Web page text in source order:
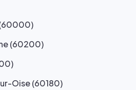
(60200)
Oise (60180)